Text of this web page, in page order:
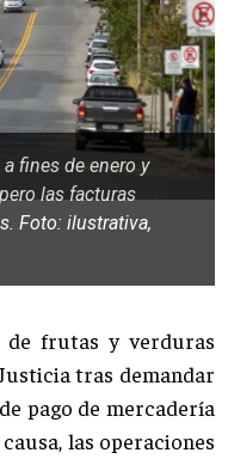
fines de enero y
las facturas
Foto: ilustrativa,
frutas y verduras
tras demandar
pago de mercadería
las operaciones